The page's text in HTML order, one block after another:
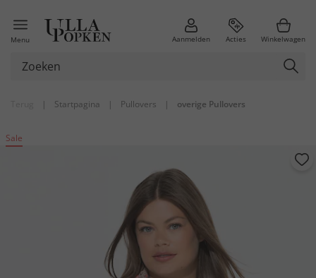
Menu Aanmelden Acties Winkelwagen
| Startpagina | Pullovers | overige Pullovers
Sale